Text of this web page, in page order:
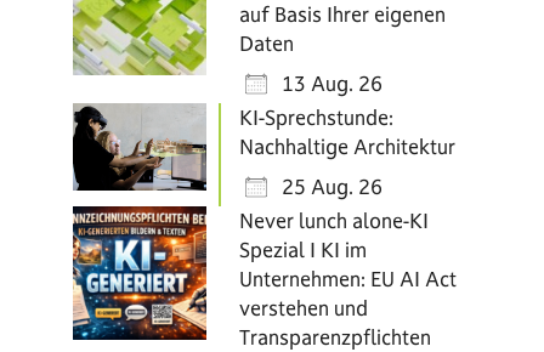
auf Basis Ihrer eigenen
Daten
13 Aug. 26
KI-Sprechstunde:
Nachhaltige Architektur
25 Aug. 26
Never lunch alone-KI
Spezial I KI im
Unternehmen: EU AI Act
verstehen und
Transparenzpflichten